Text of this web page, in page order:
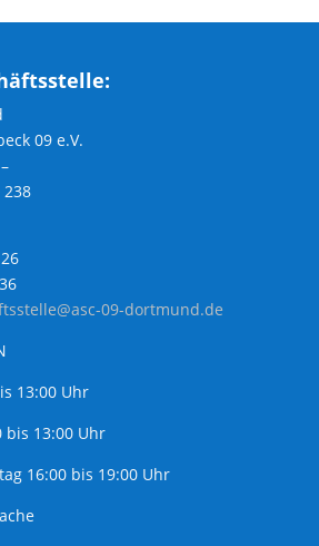
09 e.V.
09-dortmund.de
13:00 Uhr
bis 13:00 Uhr
16:00 bis 19:00 Uhr